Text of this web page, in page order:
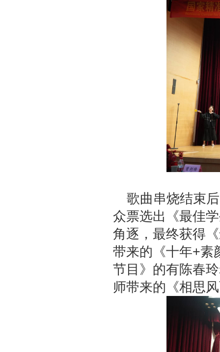
歌曲串烧结束
众票选出《最佳
角逐，最终获得
带来的《十年+素
节目》的有陈春
师带来的《相思